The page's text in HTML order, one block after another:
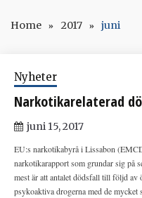
Home 2017 juni
Nyheter
Narkotikarelaterad
juni 15, 2017
EU:s narkotikabyrå i Lissabon
narkotikarapport som grundar sig på
mest är att antalet dödsfall till följd
psykoaktiva drogerna med de